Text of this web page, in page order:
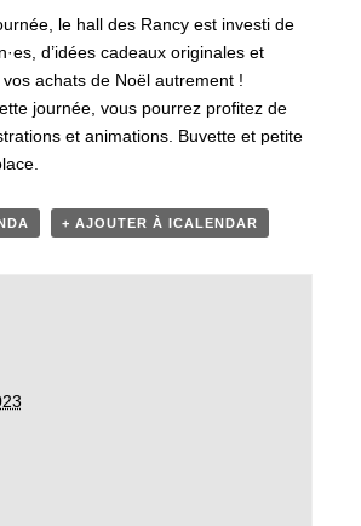
le hall des Rancy est investi de
d’idées cadeaux originales et
achats de Noël autrement !
journée, vous pourrez profitez de
et animations. Buvette et petite
+ AJOUTER À ICALENDAR